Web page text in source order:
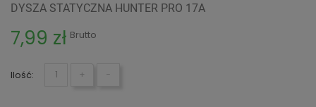
DYSZA STATYCZNA HUNTER PRO 17A
7,99 zł Brutto
Ilość: + −